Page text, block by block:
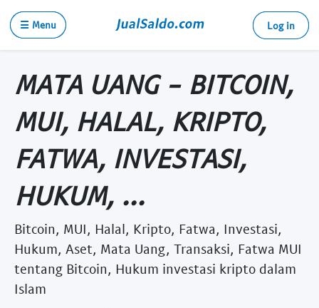
☰ Menu Log in
MATA UANG - BITCOIN,
MUI, HALAL, KRIPTO,
FATWA, INVESTASI,
HUKUM, ...
Bitcoin, MUI, Halal, Kripto, Fatwa, Investasi,
Hukum, Aset, Mata Uang, Transaksi, Fatwa MUI
tentang Bitcoin, Hukum investasi kripto dalam
Islam